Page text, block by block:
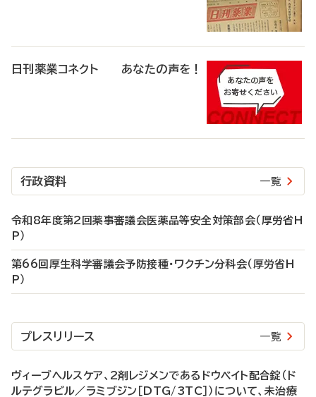
日刊薬業コネクト あなたの声を！
行政資料 一覧
令和8年度第2回薬事審議会医薬品等安全対策部会（厚労省H
P）
第66回厚生科学審議会予防接種・ワクチン分科会（厚労省H
P）
プレスリリース 一覧
ヴィーブヘルスケア、2剤レジメンであるドウベイト配合錠（ド
ルテグラビル／ラミブジン［DTG/3TC］）について、未治療